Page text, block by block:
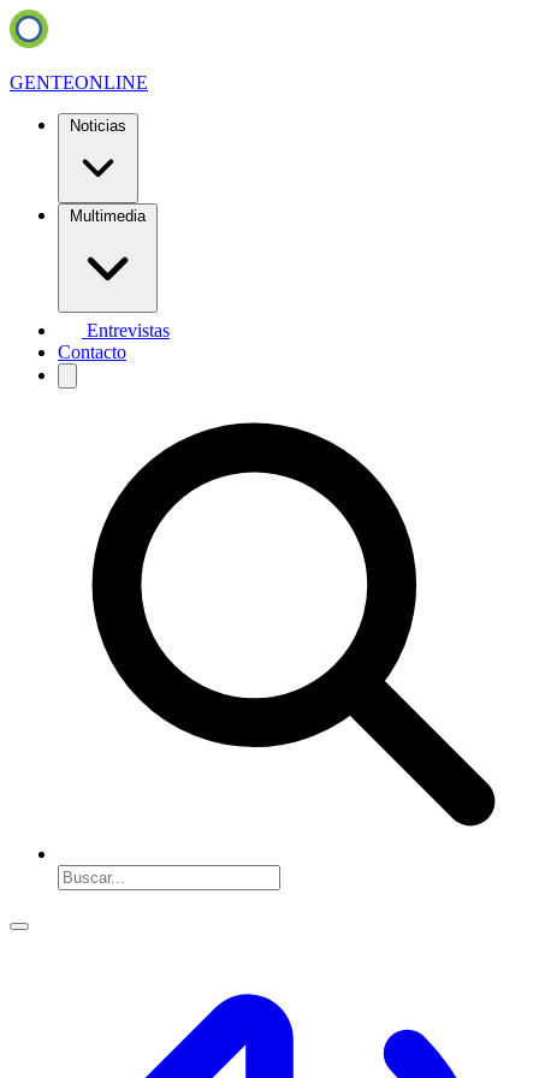
GENTEONLINE
Noticias
Multimedia
Entrevistas
Contacto